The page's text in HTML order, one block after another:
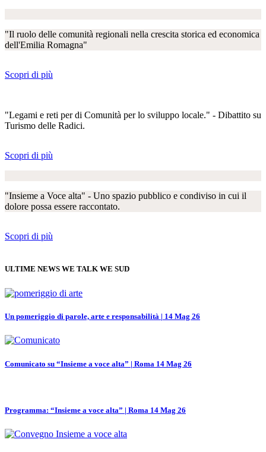
"Il ruolo delle comunità regionali nella crescita storica ed economica
dell'Emilia Romagna"
Scopri di più
"Legami e reti per di Comunità per lo sviluppo locale." - Dibattito su
Turismo delle Radici.
Scopri di più
"Insieme a Voce alta" - Uno spazio pubblico e condiviso in cui il
dolore possa essere raccontato.
Scopri di più
ULTIME NEWS WE TALK WE SUD
Un pomeriggio di parole, arte e responsabilità | 14 Mag 26
Comunicato su “Insieme a voce alta” | Roma 14 Mag 26
Programma: “Insieme a voce alta” | Roma 14 Mag 26